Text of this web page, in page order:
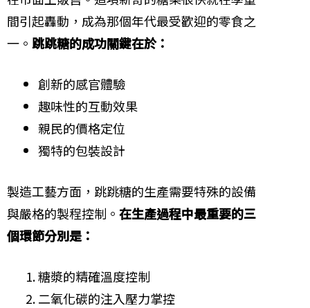
間引起轟動，成為那個年代最受歡迎的零食之
一。 跳跳糖的成功關鍵在於：
創新的感官體驗
趣味性的互動效果
親民的價格定位
獨特的包裝設計
製造工藝方面，跳跳糖的生產需要特殊的設備
與嚴格的製程控制。 在生產過程中最重要的三
個環節分別是：
糖漿的精確溫度控制
二氧化碳的注入壓力掌控